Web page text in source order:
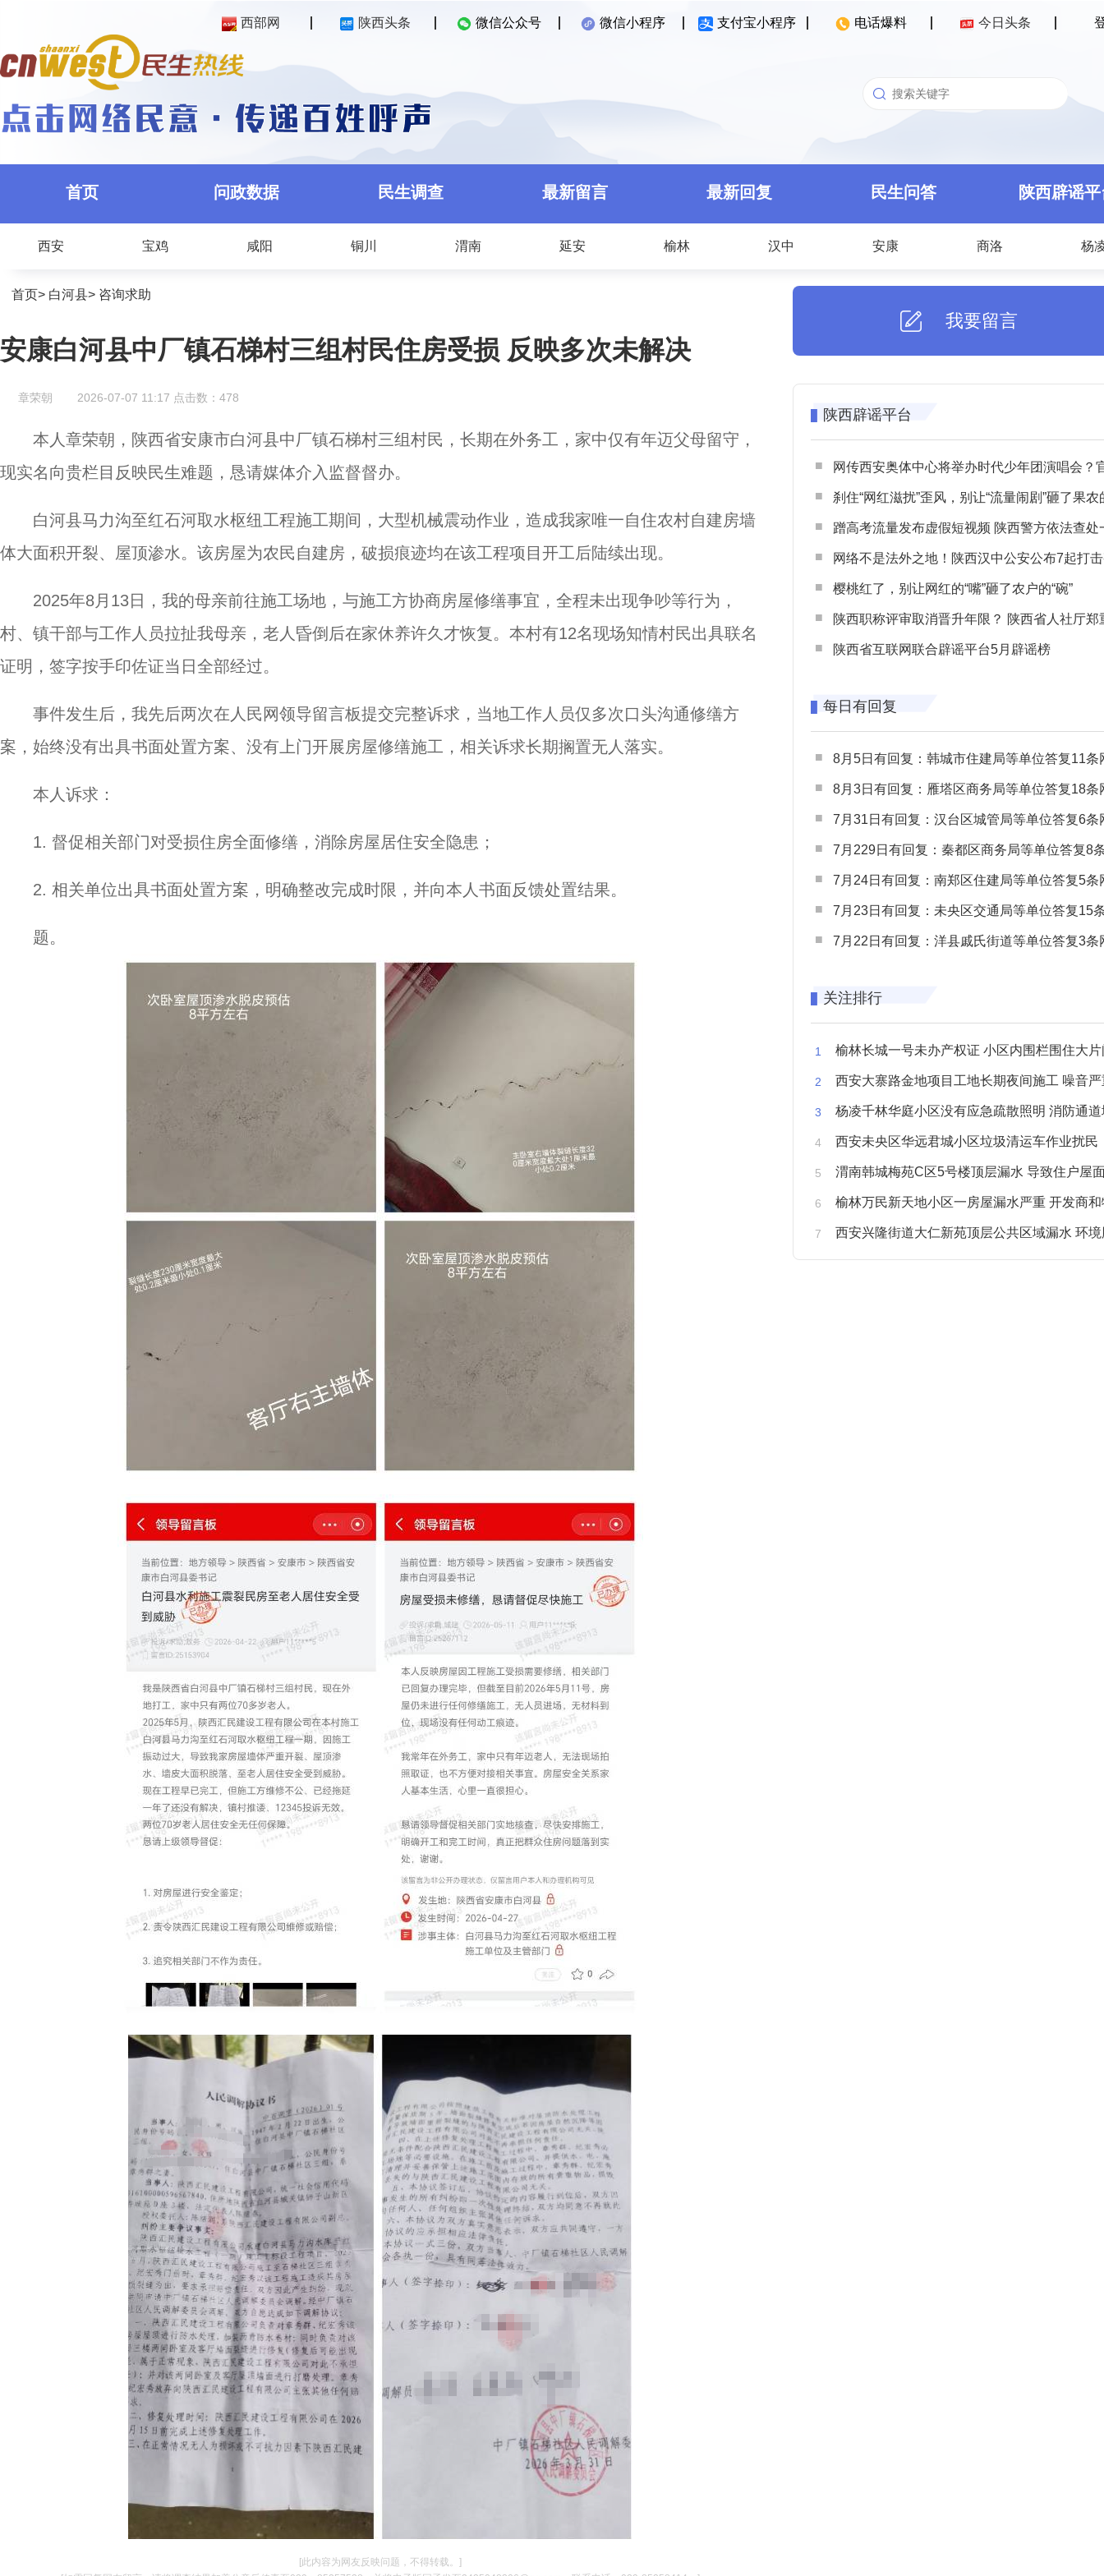
西部网 陕西头条 微信公众号 微信小程序 支付宝小程序 电话爆料 今日头条
首页 问政数据 民生调查 最新留言 最新回复 民生问答 陕西辟谣
西安 宝鸡 咸阳 铜川 渭南 延安 榆林 汉中 安康 商洛 杨
首页> 白河县> 咨询求助
安康白河县中厂镇石梯村三组村民住房受损 反映多次未解决
章荣朝 2026-07-07 11:17 点击数： 478
本人章荣朝，陕西省安康市白河县中厂镇石梯村三组村民，长期在外务工，家中仅有年迈父母留守，
现实名向贵栏目反映民生难题，恳请媒体介入监督督办。
白河县马力沟至红石河取水枢纽工程施工期间，大型机械震动作业，造成我家唯一自住农村自建房墙
体大面积开裂、屋顶渗水。该房屋为农民自建房，破损痕迹均在该工程项目开工后陆续出现。
2025年8月13日，我的母亲前往施工场地，与施工方协商房屋修缮事宜，全程未出现争吵等行为，
村、镇干部与工作人员拉扯我母亲，老人昏倒后在家休养许久才恢复。本村有12名现场知情村民出具联名
证明，签字按手印佐证当日全部经过。
事件发生后，我先后两次在人民网领导留言板提交完整诉求，当地工作人员仅多次口头沟通修缮方
案，始终没有出具书面处置方案、没有上门开展房屋修缮施工，相关诉求长期搁置无人落实。
本人诉求：
1. 督促相关部门对受损住房全面修缮，消除房屋居住安全隐患；
2. 相关单位出具书面处置方案，明确整改完成时限，并向本人书面反馈处置结果。
题。
[此内容为网友反映问题，不得转载。]
我要留言
陕西辟谣平台
网传西安奥体中心将举办时代少年团演唱会？官方回应：纯
刹住“网红滋扰”歪风，别让“流量闹剧”砸了果农
蹭高考流量发布虚假短视频 陕西警方依法查处一起涉高考网络
网络不是法外之地！陕西汉中公安公布7起打击整治网谣网暴典型
樱桃红了，别让网红的“嘴”砸了农户的“碗”
陕西职称评审取消晋升年限？ 陕西省人社厅郑重声明 谨防职称评审不实言
陕西省互联网联合辟谣平台5月辟谣榜
每日有回复
8月5日有回复：韩城市住建局等单位答复11条网民
8月3日有回复：雁塔区商务局等单位答复18条网民
7月31日有回复：汉台区城管局等单位答复6条网民
7月229日有回复：秦都区商务局等单位答复8条网民
7月24日有回复：南郑区住建局等单位答复5条网民
7月23日有回复：未央区交通局等单位答复15条网民
7月22日有回复：洋县戚氏街道等单位答复3条网民
关注排行
榆林长城一号未办产权证 小区内围栏围住大片闲置
西安大寨路金地项目工地长期夜间施工 噪音严重
杨凌千林华庭小区没有应急疏散照明 消防通
西安未央区华远君城小区垃圾清运车作业扰民
渭南韩城梅苑C区5号楼顶层漏水 导致住户屋面被
榆林万民新天地小区一房屋漏水严重 开发商和物业不予
西安兴隆街道大仁新苑顶层公共区域漏水 环